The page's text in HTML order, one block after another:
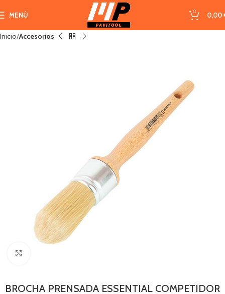
MENÚ 0 0,00
Inicio Accesorios
BROCHA PRENSADA ESSENTIAL COMPETIDOR